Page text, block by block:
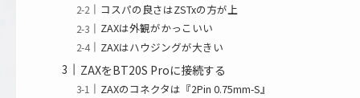
コスパの良さはZSTxの方が上
ZAXは外観がかっこいい
ZAXはハウジングが大きい
ZAXをBT20S Proに接続する
ZAXのコネクタは『2Pin 0.75mm-S』